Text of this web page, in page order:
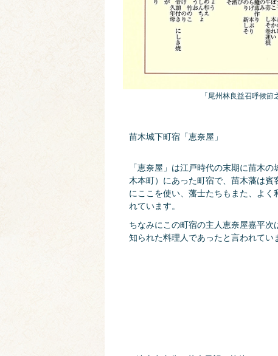
「尾州林良益召呼候
苗木城下町宿「恵奈屋」
「恵奈屋」は江戸時代の末期に苗木
木本町）にあった町宿で、苗木藩は賓
にここを使い、藩士たちもまた、よく
れています。
ちなみにこの町宿の主人恵奈屋嘉平次
知られた料理人であったと言われてい